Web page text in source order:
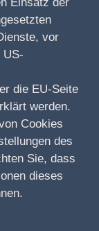
vor
US-
die EU-Seite
werden.
Cookies
des
Sie, dass
dieses